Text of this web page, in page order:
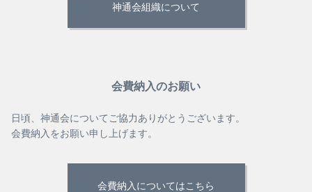
神通会組織について
会費納入のお願い
日頃、神通会についてご協力ありがとうございます。
会費納入をお願い申し上げます。
会費納入についてはこちら